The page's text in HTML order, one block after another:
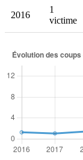
2016
1
victime